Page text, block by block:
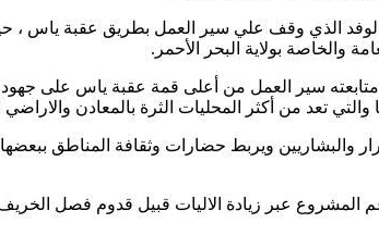
الذي وقف علي سير العمل بطريق عقبة ياس ،
والخاصة بولاية البحر الأحمر.
سير العمل من أعلى قمة عقبة ياس على جهود
تعد من أكثر المحليات الثرة بالمعادن والاراضي
ويربط حضارات وثقافة المناطق
المشروع عبر زيادة الاليات قبيل قدوم فصل